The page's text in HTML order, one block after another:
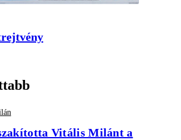
Vitális Milánt a